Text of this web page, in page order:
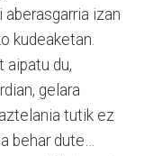
izan
kudeaketan.
aipatu du,
gelara
tutik ez
behar dute…